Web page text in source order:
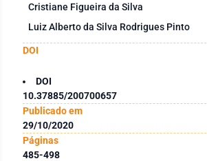
Cristiane Figueira da Silva
Luiz Alberto da Silva Rodrigues Pinto
DOI
DOI
10.37885/200700657
Publicado em
29/10/2020
Páginas
485-498